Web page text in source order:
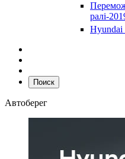
ралі-
Hyundai
Поиск
Автоберег